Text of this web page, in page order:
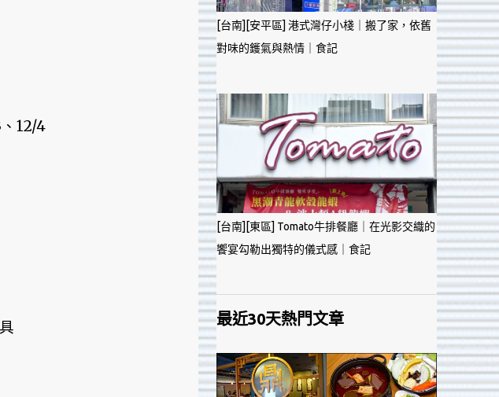
12/4
[台南][安平區] 港式灣仔小棧｜搬了家，依舊
對味的鑊氣與熱情｜食記
[台南][東區] Tomato牛排餐廳｜在光影交織的
饗宴勾勒出獨特的儀式感｜食記
最近30天熱門文章